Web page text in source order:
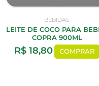
BEBIDAS
LEITE DE COCO PARA
COPRA 900ML
R$ 18,80 COMPRAR